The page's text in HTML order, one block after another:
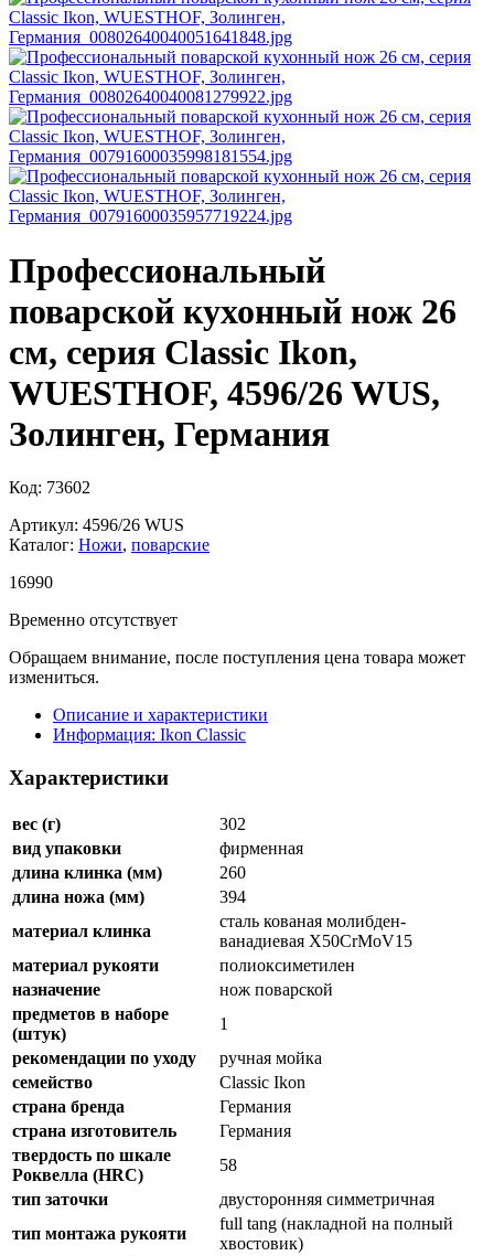
Профессиональный
поварской кухонный нож 26
см, серия Classic Ikon,
WUESTHOF, 4596/26 WUS,
Золинген, Германия
Код: 73602
Артикул: 4596/26 WUS
Каталог: Ножи, поварские
16990
Временно отсутствует
Обращаем внимание, после поступления цена товара может
измениться.
Описание и характеристики
Информация: Ikon Classiс
Характеристики
вес (г)
302
вид упаковки
фирменная
длина клинка (мм)
260
длина ножа (мм)
394
материал клинка
сталь кованая молибден-
ванадиевая X50CrMoV15
материал рукояти
полиоксиметилен
назначение
нож поварской
предметов в наборе
(штук)
1
рекомендации по уходу
ручная мойка
семейство
Classic Ikon
страна бренда
Германия
страна изготовитель
Германия
твердость по шкале
Роквелла (HRC)
58
тип заточки
двусторонняя симметричная
тип монтажа рукояти
full tang (накладной на полный
хвостовик)